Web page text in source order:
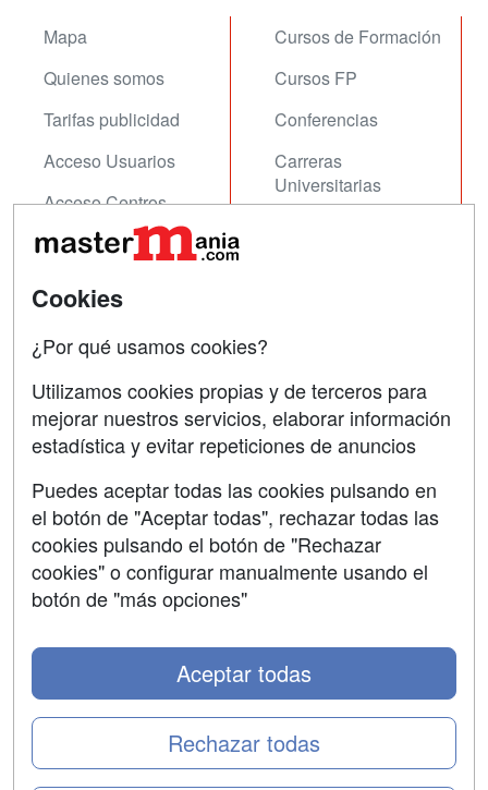
Mapa
Quienes somos
Tarifas publicidad
Acceso Usuarios
Acceso Centros
Cursos de Formación
Cursos FP
Conferencias
Carreras
Universitarias
Contactar
Copyleft
Grupo formazion:
Cookies
¿Por qué usamos cookies?
Utilizamos cookies propias y de terceros para
mejorar nuestros servicios, elaborar información
estadística y evitar repeticiones de anuncios
Puedes aceptar todas las cookies pulsando en
el botón de "Aceptar todas", rechazar todas las
cookies pulsando el botón de "Rechazar
cookies" o configurar manualmente usando el
botón de "más opciones"
Rechazar todas
Aceptar todas